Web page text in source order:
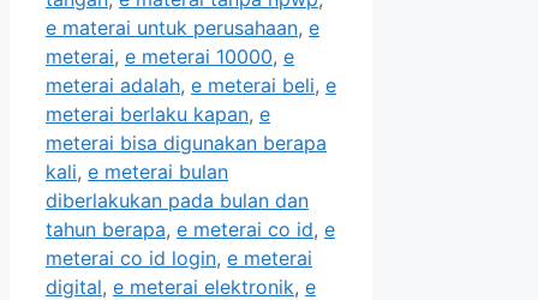
e materai untuk perusahaan, e
meterai, e meterai 10000, e
meterai adalah, e meterai beli, e
meterai berlaku kapan, e
meterai bisa digunakan berapa
kali, e meterai bulan
diberlakukan pada bulan dan
tahun berapa, e meterai co id, e
meterai co id login, e meterai
digital, e meterai elektronik, e